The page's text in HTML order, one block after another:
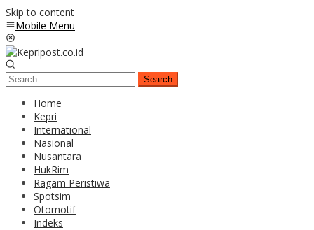
Skip to content
Mobile Menu
Search
Home
Kepri
International
Nasional
Nusantara
HukRim
Ragam Peristiwa
Spotsim
Otomotif
Indeks